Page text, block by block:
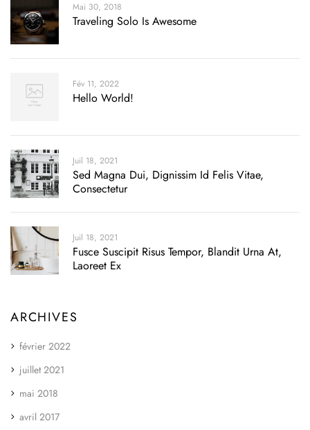
Mai 30, 2018
Traveling Solo Is Awesome
Fév 11, 2022
Hello World!
Juil 18, 2021
Sed Magna Dui, Dignissim Id Felis Vitae,
Consectetur
Juil 18, 2021
Fusce Suscipit Risus Tempor, Blandit Urna At,
Laoreet Ex
ARCHIVES
février 2022
juillet 2021
mai 2018
avril 2017